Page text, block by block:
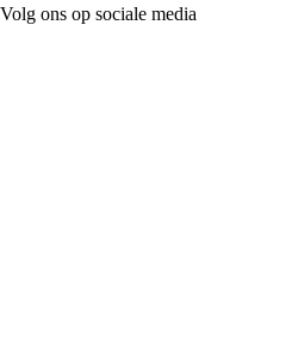
Volg ons op sociale media